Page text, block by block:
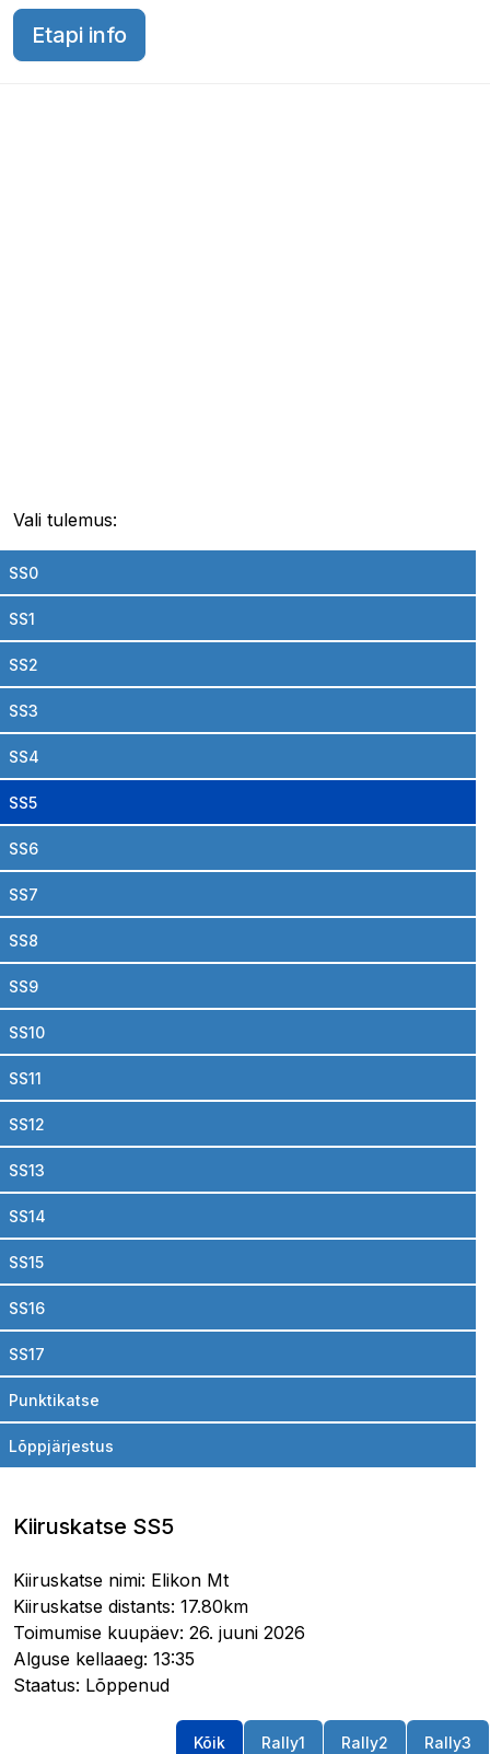
Etapi info
Vali tulemus:
SS0
SS1
SS2
SS3
SS4
SS5
SS6
SS7
SS8
SS9
SS10
SS11
SS12
SS13
SS14
SS15
SS16
SS17
Punktikatse
Lõppjärjestus
Kiiruskatse SS5
Kiiruskatse nimi: Elikon Mt
Kiiruskatse distants: 17.80km
Toimumise kuupäev: 26. juuni 2026
Alguse kellaaeg: 13:35
Staatus: Lõppenud
Kõik Rally1 Rally2 Rally3